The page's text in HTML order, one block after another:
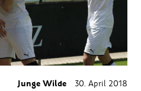
Junge Wilde 30. April 2018